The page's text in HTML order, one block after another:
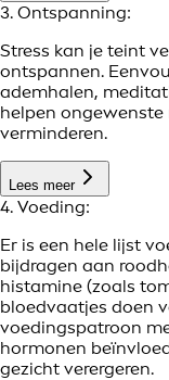
3. Ontspanning:
Stress kan je teint
ontspannen.
ademhalen,
helpen
verminderen.
Lees meer
4. Voeding:
Er is een hele lijst
bijdragen aan
histamine (zoals
bloedvaatjes doen
voedingspatroon
hormonen
gezicht verergeren.